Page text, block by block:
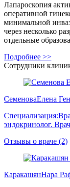
Лапароскопия
оперативной
минимальной
через несколько
отдельные
Подробнее >>
Сотрудники
СеменоваЕлена
Специализация:
эндокринолог.
Отзывы о враче (2)
КаракашянНара